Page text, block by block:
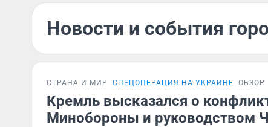
Новости и события
СТРАНА И МИР СПЕЦОПЕРАЦИЯ НА УКРАИНЕ ОБЗОР
Кремль высказался о
Минобороны и руководством